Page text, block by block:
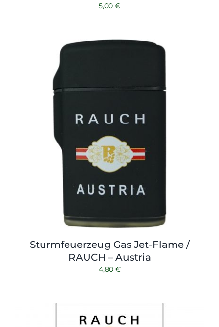
5,00 €
Sturmfeuerzeug Gas Jet-Flame /
RAUCH – Austria
4,80 €